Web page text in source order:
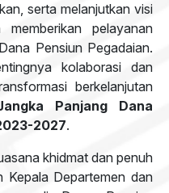
serta melanjutkan visi
pelayanan
Pensiun Pegadaian.
kolaborasi dan
berkelanjutan
Panjang Dana
2027.
khidmat dan penuh
Kepala Departemen dan